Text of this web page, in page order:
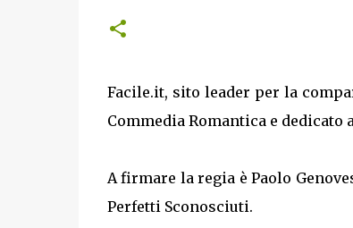
Facile.it, sito leader per la
Commedia Romantica e dedicato
A firmare la regia è Paolo
Perfetti Sconosciuti.